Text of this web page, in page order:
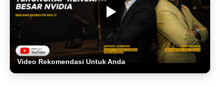
Video Rekomendasi Untuk Anda